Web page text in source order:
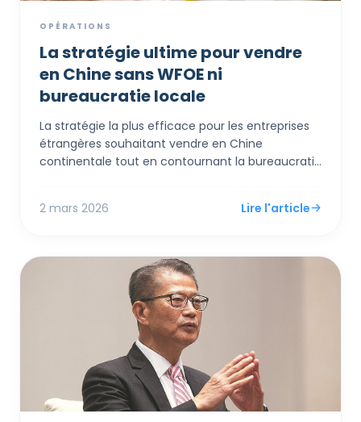
OPÉRATIONS
La stratégie ultime pour vendre
en Chine sans WFOE ni
bureaucratie locale
La stratégie la plus efficace pour les entreprises
étrangères souhaitant vendre en Chine
continentale tout en contournant la bureaucratie
En tirant parti des cadres du commerce
de Hong Kong, les commerçants internationaux
peuvent accéder aux consommateurs chinois,
recevoir des paiements en devises librement
convertibles et minimiser légalement leur
empreinte fiscale sans jamais incorporer d'entité
sur le continent.
2 mars 2026 Lire l'article